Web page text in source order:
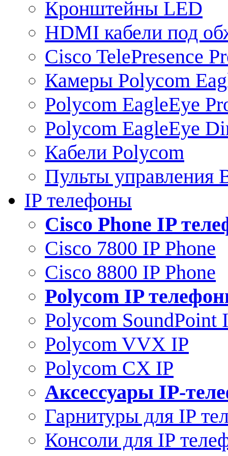
Кронштейны LED
HDMI кабели под
Cisco TelePresence
Камеры Polycom
Polycom EagleEye
Polycom EagleEye
Кабели Polycom
Пульты управления
IP телефоны
Сisco Phone IP
Cisco 7800 IP Phone
Cisco 8800 IP Phone
Polycom IP
Polycom SoundPoint
Polycom VVX IP
Polycom CX IP
Аксессуары IP-
Гарнитуры для IP
Консоли для IP